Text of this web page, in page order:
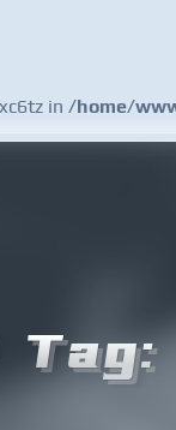
in /home/